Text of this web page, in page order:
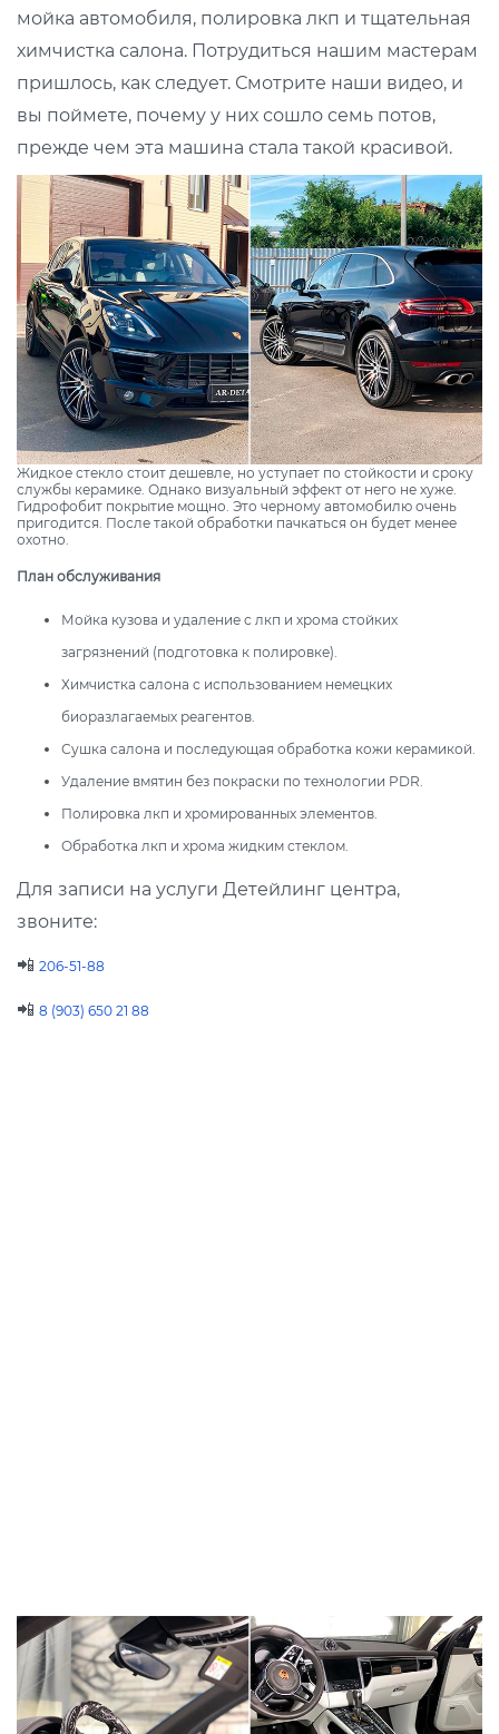
мойка автомобиля, полировка лкп и тщательная
химчистка салона. Потрудиться нашим мастерам
пришлось, как следует. Смотрите наши видео, и
вы поймете, почему у них сошло семь потов,
прежде чем эта машина стала такой красивой.
Жидкое стекло стоит дешевле, но уступает по стойкости и сроку
службы керамике. Однако визуальный эффект от него не хуже.
Гидрофобит покрытие мощно. Это черному автомобилю очень
пригодится. После такой обработки пачкаться он будет менее
охотно.
План обслуживания
Мойка кузова и удаление с лкп и хрома стойких
загрязнений (подготовка к полировке).
Химчистка салона с использованием немецких
биоразлагаемых реагентов.
Сушка салона и последующая обработка кожи керамикой.
Удаление вмятин без покраски по технологии PDR.
Полировка лкп и хромированных элементов.
Обработка лкп и хрома жидким стеклом.
Для записи на услуги Детейлинг центра,
звоните:
📲 206-51-88
📲 8 (903) 650 21 88